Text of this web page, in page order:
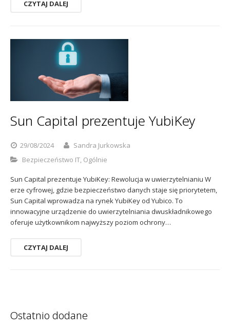
CZYTAJ DALEJ
Sun Capital prezentuje YubiKey
29/08/2024
Sandra Jurkowska
Bezpieczeństwo IT, Ogólnie
Sun Capital prezentuje YubiKey: Rewolucja w uwierzytelnianiu W
erze cyfrowej, gdzie bezpieczeństwo danych staje się priorytetem,
Sun Capital wprowadza na rynek YubiKey od Yubico. To
innowacyjne urządzenie do uwierzytelniania dwuskładnikowego
oferuje użytkownikom najwyższy poziom ochrony…
CZYTAJ DALEJ
Ostatnio dodane